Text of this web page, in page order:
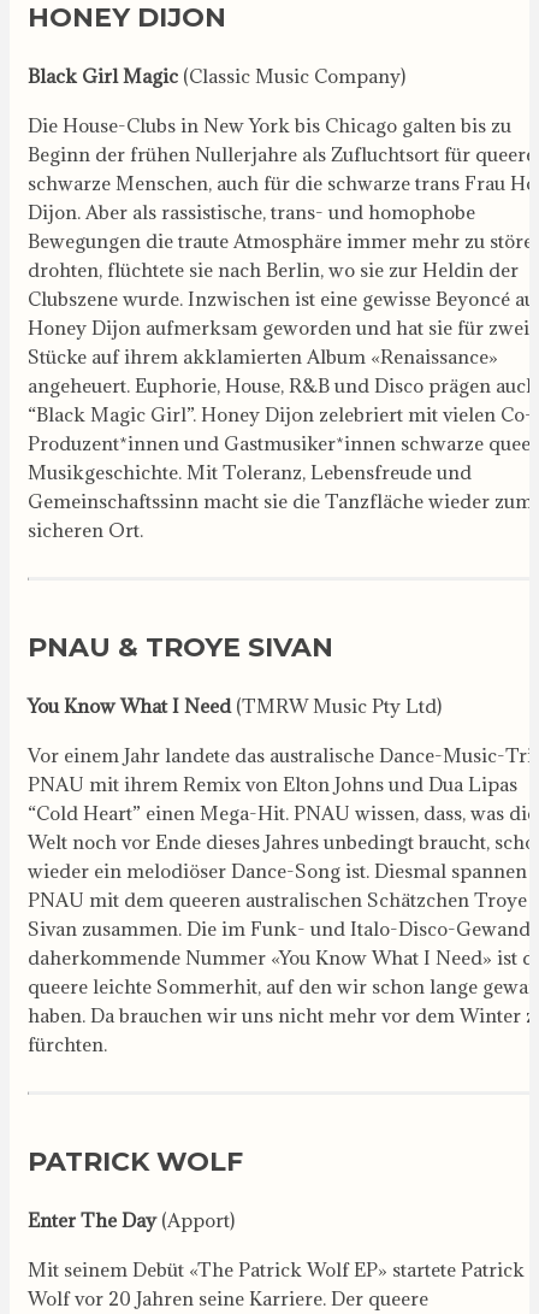
HONEY DIJON
Black Girl Magic (Classic Music Company)
Die House-Clubs in New York bis Chicago galten bis zu
Beginn der frühen Nullerjahre als Zufluchtsort für queere
schwarze Menschen, auch für die schwarze trans Frau
Dijon. Aber als rassistische, trans- und homophobe
Bewegungen die traute Atmosphäre immer mehr zu
drohten, flüchtete sie nach Berlin, wo sie zur Heldin der
Clubszene wurde. Inzwischen ist eine gewisse Beyoncé
Honey Dijon aufmerksam geworden und hat sie für zwei
Stücke auf ihrem akklamierten Album «Renaissance»
angeheuert. Euphorie, House, R&B und Disco prägen auch
“Black Magic Girl”. Honey Dijon zelebriert mit vielen Co-
Produzent*innen und Gastmusiker*innen schwarze
Musikgeschichte. Mit Toleranz, Lebensfreude und
Gemeinschaftssinn macht sie die Tanzfläche wieder zum
sicheren Ort.
PNAU & TROYE SIVAN
You Know What I Need(TMRW Music Pty Ltd)
Vor einem Jahr landete das australische Dance-Music-
PNAU mit ihrem Remix von Elton Johns und Dua Lipas
“Cold Heart” einen Mega-Hit. PNAU wissen, dass, was die
Welt noch vor Ende dieses Jahres unbedingt braucht,
wieder ein melodiöser Dance-Song ist. Diesmal spannen
PNAU mit dem queeren australischen Schätzchen Troye
Sivan zusammen. Die im Funk- und Italo-Disco-Gewand
daherkommende Nummer «You Know What I Need» ist
queere leichte Sommerhit, auf den wir schon lange
haben. Da brauchen wir uns nicht mehr vor dem Winter
fürchten.
PATRICK WOLF
Enter The Day(Apport)
Mit seinem Debüt «The Patrick Wolf EP» startete Patrick
Wolf vor 20 Jahren seine Karriere. Der queere